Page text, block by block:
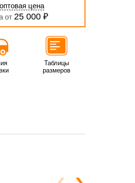
оптовая цена
от 25 000 ₽
Таблицы
размеров